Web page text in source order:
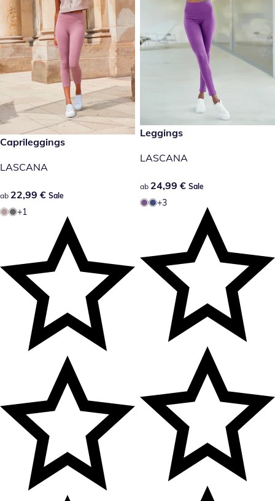
22,99 €
Sale
Caprileggings
LASCANA
22,99 €
ab 22,99 € Sale
+1
24,99 €
Sale
Leggings
LASCANA
24,99 €
ab 24,99 € Sale
+3